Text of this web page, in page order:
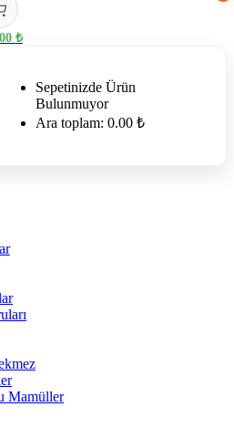
₺
Sepetinizde Ürün
Bulunmuyor
Ara toplam: 0.00 ₺
Mamüller